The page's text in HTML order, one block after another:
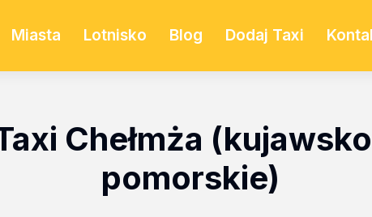
Miasta Lotnisko Blog Dodaj Taxi
Chełmża
pomorskie)